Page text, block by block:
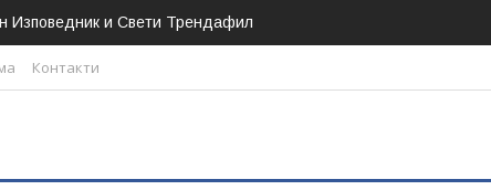
Изповедник и Свети Трендафил
Контакти